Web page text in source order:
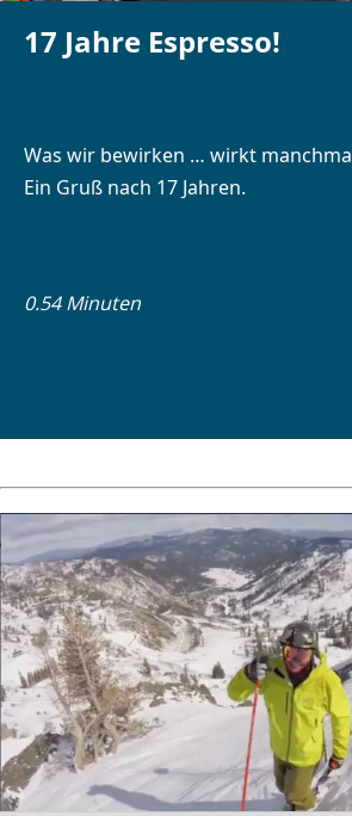
17 Jahre Espresso!
Was wir bewirken … wirkt
Ein Gruß nach 17 Jahren.
0.54 Minuten